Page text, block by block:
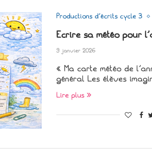
Productions d'écrits cycle 3
Ecrire sa météo pour
9 janvier 2026
« Ma carte météo de
général Les élèves
Lire plus